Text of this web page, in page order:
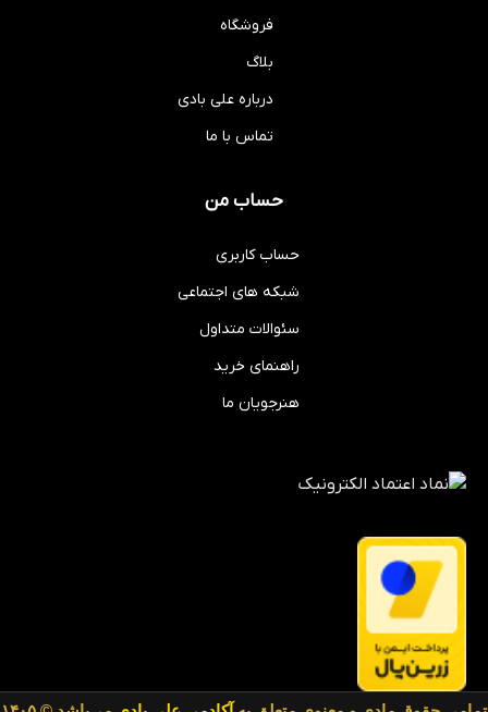
فروشگاه
بلاگ
درباره علی بادی
تماس با ما
حساب من
حساب کاربری
شبکه های اجتماعی
سئوالات متداول
راهنمای خرید
هنرجویان ما